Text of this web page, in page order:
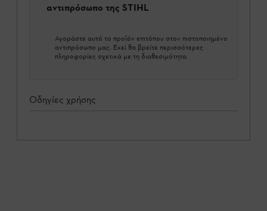
αντιπρόσωπο της STIHL
Αγοράστε αυτό το προϊόν επιτόπου στον πιστοποιημένο
αντιπρόσωπο μας. Εκεί θα βρείτε περισσότερες
πληροφορίες σχετικά με τη διαθεσιμότητα.
Οδηγίες χρήσης